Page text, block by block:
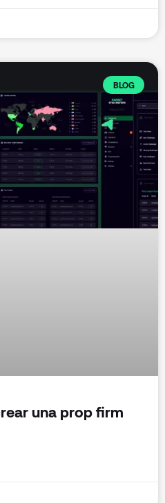
BLOG
una prop firm